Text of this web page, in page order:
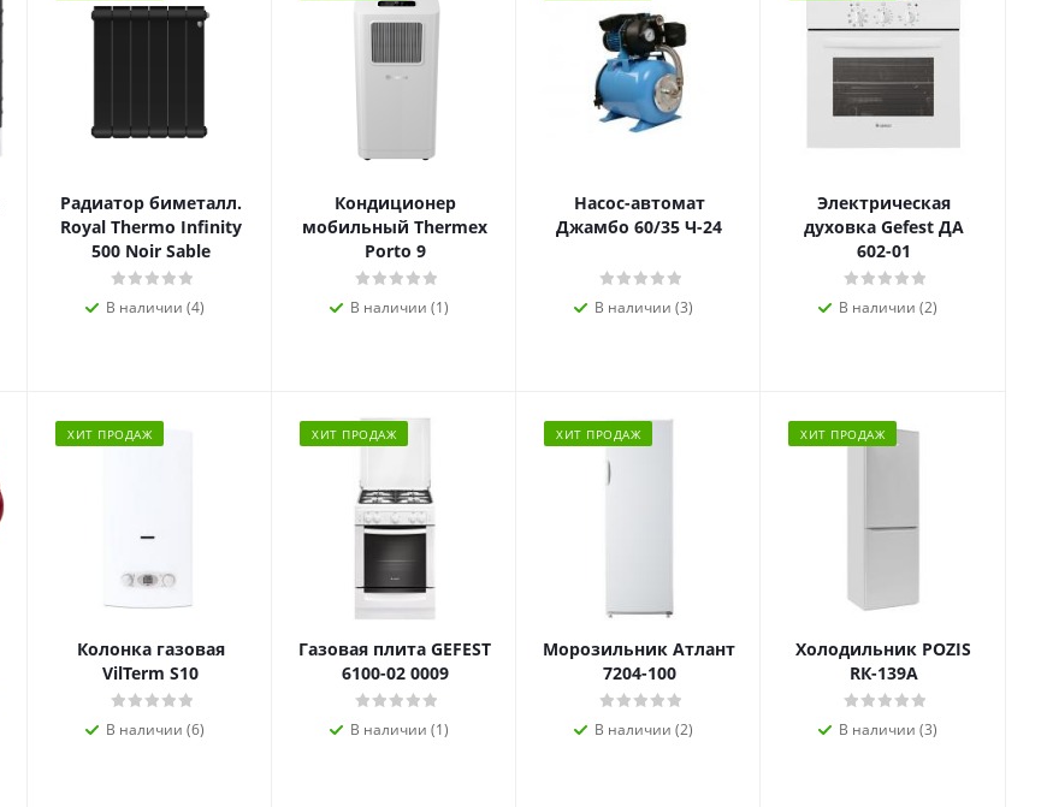
Радиатор биметалл.
Royal Thermo Infinity
500 Noir Sable
В наличии (4)
Кондиционер
мобильный Thermex
Porto 9
В наличии (1)
Насос-автомат
Джамбо 60/35 Ч-24
В наличии (3)
Электрическая
духовка Gefest ДА
602-01
В наличии (2)
ХИТ ПРОДАЖ
Колонка газовая
VilTerm S10
В наличии (6)
ХИТ ПРОДАЖ
Газовая плита GEFEST
6100-02 0009
В наличии (1)
ХИТ ПРОДАЖ
Морозильник Атлант
7204-100
В наличии (2)
ХИТ ПРОДАЖ
Холодильник POZIS
RК-139А
В наличии (3)